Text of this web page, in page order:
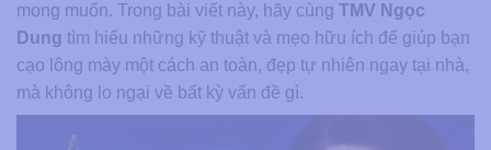
mong muốn. Trong bài viết này, hãy cùng TMV Ngọc
Dung tìm hiểu những kỹ thuật và mẹo hữu ích để giúp bạn
cạo lông mày một cách an toàn, đẹp tự nhiên ngay tại nhà,
mà không lo ngại về bất kỳ vấn đề gì.